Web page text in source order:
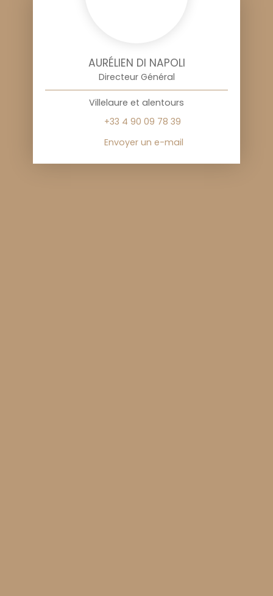
AURÉLIEN DI NAPOLI
Directeur Général
Villelaure et alentours
+33 4 90 09 78 39
Envoyer un e-mail